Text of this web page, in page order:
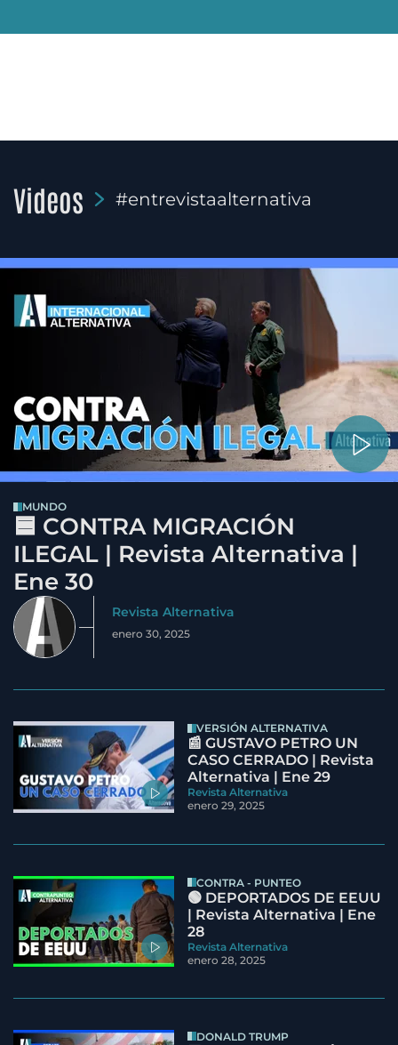
Videos #entrevistaalternativa
MUNDO
🟦 CONTRA MIGRACIÓN
ILEGAL | Revista Alternativa |
Ene 30
Revista Alternativa
enero 30, 2025
VERSIÓN ALTERNATIVA
📰 GUSTAVO PETRO UN
CASO CERRADO | Revista
Alternativa | Ene 29
Revista Alternativa
enero 29, 2025
CONTRA - PUNTEO
🟢 DEPORTADOS DE EEUU
| Revista Alternativa | Ene
28
Revista Alternativa
enero 28, 2025
DONALD TRUMP